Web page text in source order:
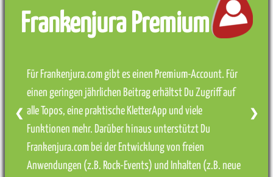
Frankenjura Premium
Für Frankenjura.com gibt es einen Premium-Account. Für
einen geringen jährlichen Beitrag erhältst Du Zugriff auf
alle Topos, eine praktische KletterApp und viele
Funktionen mehr. Darüber hinaus unterstützt Du
Frankenjura.com bei der Entwicklung von freien
Anwendungen (z.B. Rock-Events) und Inhalten (z.B. neue
❮ ❯